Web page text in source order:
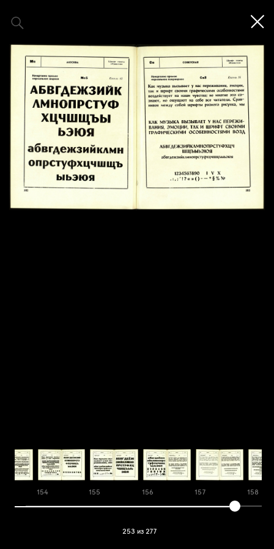
154 155 156 157 158
253 из 277